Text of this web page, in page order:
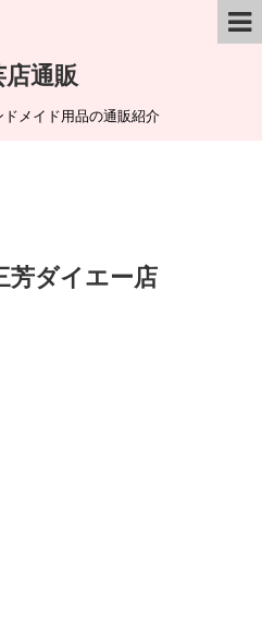
店通販
メイド用品の通販紹介
芳ダイエー店